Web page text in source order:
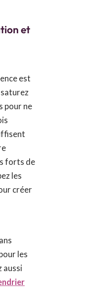
et
est
pour ne
forts de
les
créer
les
aussi